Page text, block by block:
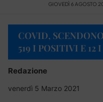
GIOVEDÌ 6 AGOSTO
COVID,
519 I POSITIVI E 12
Redazione
venerdì 5 Marzo 2021